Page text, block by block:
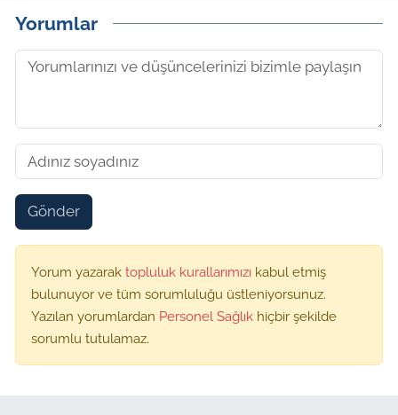
Yorumlar
Gönder
Yorum yazarak topluluk kurallarımızı kabul etmiş
bulunuyor ve tüm sorumluluğu üstleniyorsunuz.
Yazılan yorumlardan Personel Sağlık hiçbir şekilde
sorumlu tutulamaz.